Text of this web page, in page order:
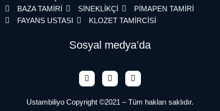
BAZA TAMİRİ
SİNEKLİKÇİ
PİMAPEN TAMİRİ
FAYANS USTASI
KLOZET TAMİRCİSİ
Sosyal medya’da
Ustambiliyo Copyright ©2021 – Tüm hakları saklıdır.